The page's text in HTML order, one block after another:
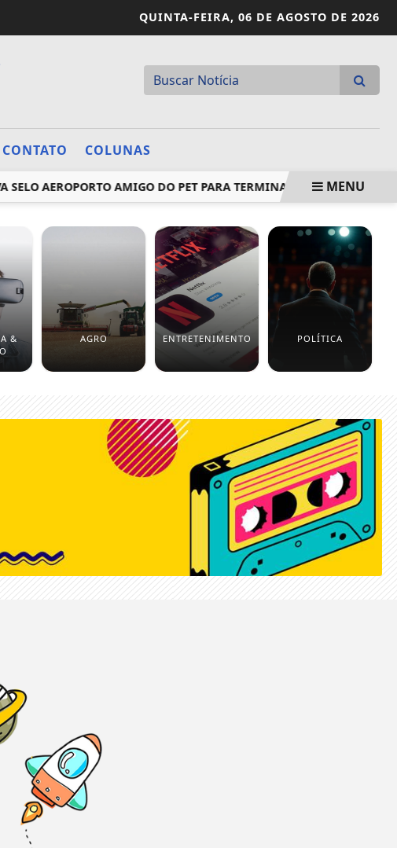
QUINTA-FEIRA, 06 DE AGOSTO DE 2026
CONTATO COLUNAS
AEROPORTO AMIGO DO PET PARA TERMINAIS COM ESPAÇO
MENU
&
AGRO ENTRETENIMENTO POLÍTICA